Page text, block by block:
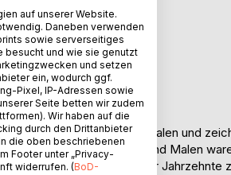
lernte ich Schreiben und Malen und
Buch beginnt. Schreiben und Malen
so haben sich im Laufe der Jahrzehnte
auf unserer Website.
Daneben verwenden
sowie serverseitiges
besucht und wie sie genutzt
und setzen
ein, wodurch ggf.
Pixel, IP-Adressen sowie
Seite betten wir zudem
Wir haben auf die
durch den Drittanbieter
die oben beschriebenen
Footer unter „Privacy-
widerrufen. (BoD-